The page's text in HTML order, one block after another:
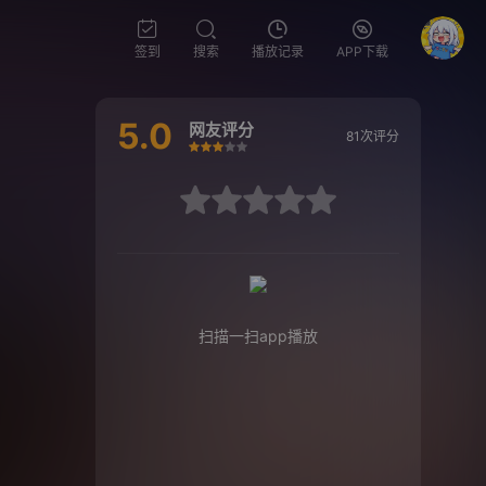
签到 搜索 播放记录 APP下载
5.0 网友评分
很差较差还行
推荐
力荐
81次评分
较差还行推荐力荐
扫描一扫app播放